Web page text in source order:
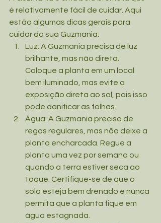
é relativamente fácil de cuidar. Aqui
estão algumas dicas gerais para
cuidar da sua Guzmania:
Luz: A Guzmania precisa de luz
brilhante, mas não direta.
Coloque a planta em um local
bem iluminado, mas evite a
exposição direta ao sol, pois isso
pode danificar as folhas.
Água: A Guzmania precisa de
regas regulares, mas não deixe a
planta encharcada. Regue a
planta uma vez por semana ou
quando a terra estiver seca ao
toque. Certifique-se de que o
solo esteja bem drenado e nunca
permita que a planta fique em
água estagnada.